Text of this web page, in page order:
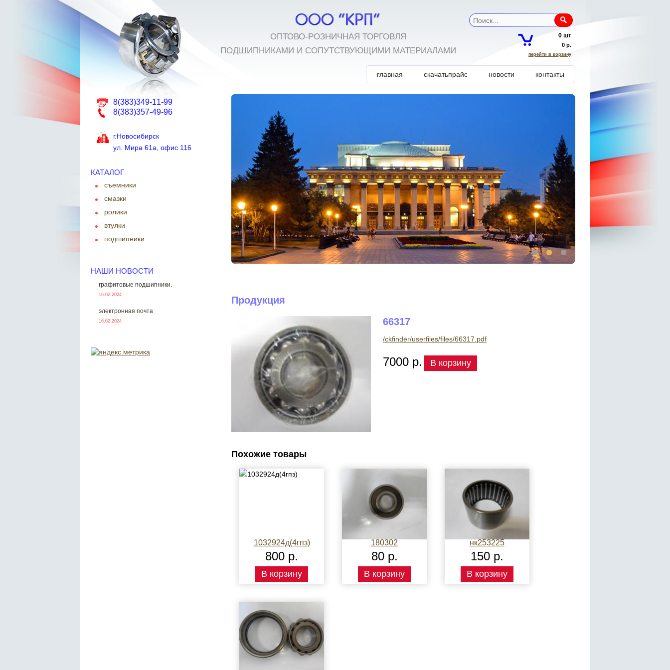
8(383)349-11-99
8(383)357-49-96
г.Новосибирск
ул. Мира 61а, офис 116
КАТАЛОГ
съемники
смазки
ролики
втулки
подшипники
НАШИ НОВОСТИ
графитовые подшипники.
16.02.2024
электронная почта
16.02.2024
ОПТОВО-РОЗНИЧНАЯ ТОРГОВЛЯ
ПОДШИПНИКАМИ И СОПУТСТВУЮЩИМИ МАТЕРИАЛАМИ
0 шт
0 р.
перейти в корзину
главная скачать прайс новости контакты
Продукция
66317
/ckfinder/userfiles/files/66317.pdf
7000 р. В корзину
Похожие товары
1032924д(4гпз)
800 р.
В корзину
180302
80 р.
В корзину
нк253225
150 р.
В корзину